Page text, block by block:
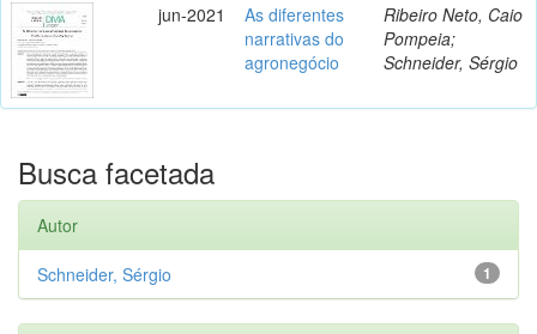
jun-2021
As diferentes
narrativas do
agronegócio
Ribeiro Neto, Caio
Pompeia;
Schneider, Sérgio
Busca facetada
Autor
1
Schneider, Sérgio